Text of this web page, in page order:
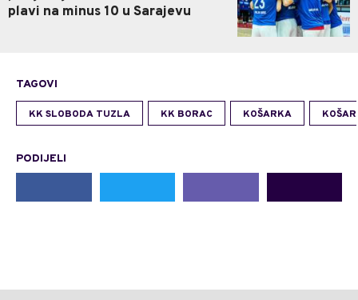
plavi na minus 10 u Sarajevu
TAGOVI
KK SLOBODA TUZLA KK BORAC KOŠARKA
PODIJELI